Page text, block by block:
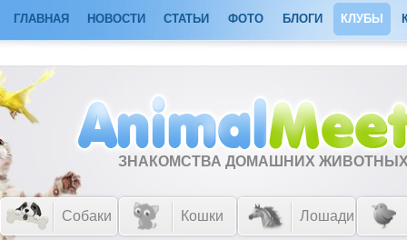
ГЛАВНАЯ НОВОСТИ СТАТЬИ ФОТО БЛОГИ КЛУБЫ
ЗНАКОМСТВА ДОМАШНИХ
Собаки Кошки Лошади